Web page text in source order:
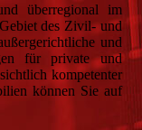
überregional im
des Zivil- und
und
für private und
kompetenter
können Sie auf